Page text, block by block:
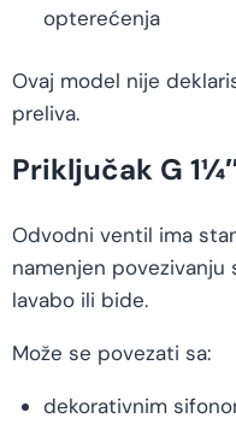
opterećenja
Ovaj model nije
preliva.
Priključak G
Odvodni ventil ima
namenjen
lavabo ili bide.
Može se povezati sa:
dekorativnim